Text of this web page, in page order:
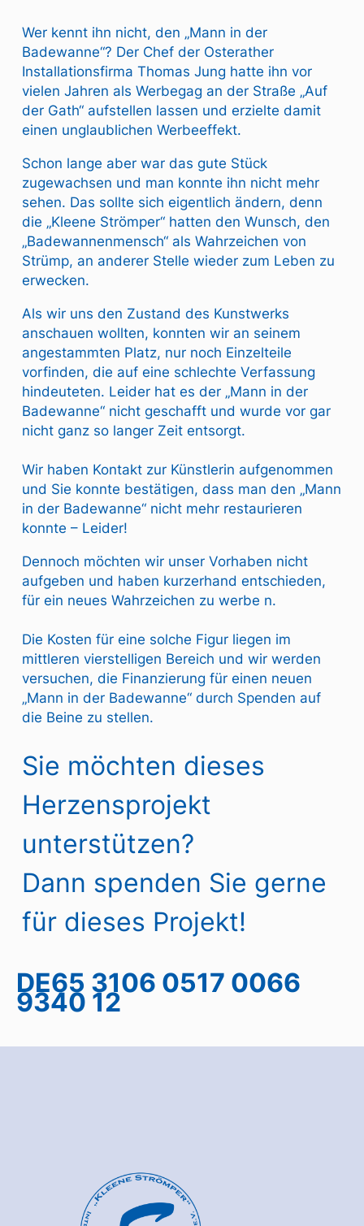
Wer kennt ihn nicht, den „Mann in der
Badewanne“? Der Chef der Osterather
Installationsfirma Thomas Jung hatte ihn vor
vielen Jahren als Werbegag an der Straße „Auf
der Gath“ aufstellen lassen und erzielte damit
einen unglaublichen Werbeeffekt.
Schon lange aber war das gute Stück
zugewachsen und man konnte ihn nicht mehr
sehen. Das sollte sich eigentlich ändern, denn
die „Kleene Strömper“ hatten den Wunsch, den
„Badewannenmensch“ als Wahrzeichen von
Strümp, an anderer Stelle wieder zum Leben zu
erwecken.
Als wir uns den Zustand des Kunstwerks
anschauen wollten, konnten wir an seinem
angestammten Platz, nur noch Einzelteile
vorfinden, die auf eine schlechte Verfassung
hindeuteten. Leider hat es der „Mann in der
Badewanne“ nicht geschafft und wurde vor gar
nicht ganz so langer Zeit entsorgt.
Wir haben Kontakt zur Künstlerin aufgenommen
und Sie konnte bestätigen, dass man den „Mann
in der Badewanne“ nicht mehr restaurieren
konnte – Leider!
Dennoch möchten wir unser Vorhaben nicht
aufgeben und haben kurzerhand entschieden,
für ein neues Wahrzeichen zu werbe n.
Die Kosten für eine solche Figur liegen im
mittleren vierstelligen Bereich und wir werden
versuchen, die Finanzierung für einen neuen
„Mann in der Badewanne“ durch Spenden auf
die Beine zu stellen.
Sie möchten dieses
Herzensprojekt
unterstützen?
Dann spenden Sie gerne
für dieses Projekt!
DE65 3106 0517 0066
9340 12